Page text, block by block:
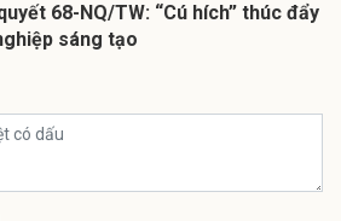
68-NQ/TW: “Cú hích” thúc đẩy
sáng tạo